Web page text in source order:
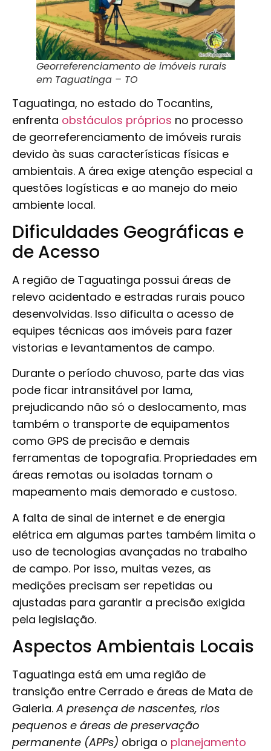
Georreferenciamento de imóveis rurais
em Taguatinga – TO
Taguatinga, no estado do Tocantins,
enfrenta obstáculos próprios no processo
de georreferenciamento de imóveis rurais
devido às suas características físicas e
ambientais. A área exige atenção especial a
questões logísticas e ao manejo do meio
ambiente local.
Dificuldades Geográficas e
de Acesso
A região de Taguatinga possui áreas de
relevo acidentado e estradas rurais pouco
desenvolvidas. Isso dificulta o acesso de
equipes técnicas aos imóveis para fazer
vistorias e levantamentos de campo.
Durante o período chuvoso, parte das vias
pode ficar intransitável por lama,
prejudicando não só o deslocamento, mas
também o transporte de equipamentos
como GPS de precisão e demais
ferramentas de topografia. Propriedades em
áreas remotas ou isoladas tornam o
mapeamento mais demorado e custoso.
A falta de sinal de internet e de energia
elétrica em algumas partes também limita o
uso de tecnologias avançadas no trabalho
de campo. Por isso, muitas vezes, as
medições precisam ser repetidas ou
ajustadas para garantir a precisão exigida
pela legislação.
Aspectos Ambientais Locais
Taguatinga está em uma região de
transição entre Cerrado e áreas de Mata de
Galeria.A presença de nascentes, rios
pequenos e áreas de preservação
permanente (APPs) obriga o planejamento